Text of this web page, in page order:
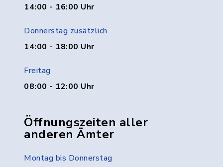
14:00 - 16:00 Uhr
Donnerstag zusätzlich
14:00 - 18:00 Uhr
Freitag
08:00 - 12:00 Uhr
Öffnungszeiten aller
anderen Ämter
Montag bis Donnerstag